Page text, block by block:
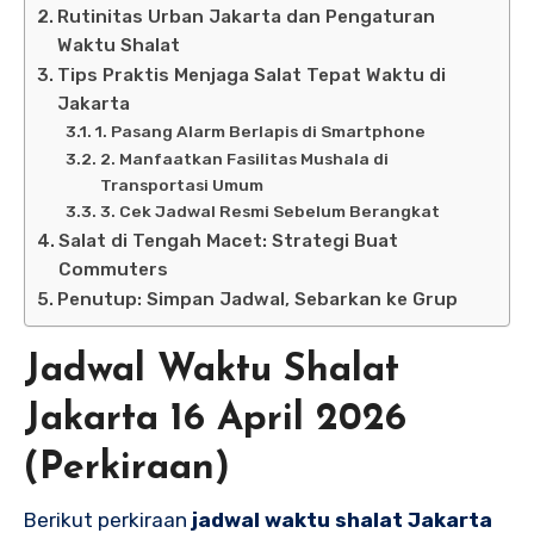
Rutinitas Urban Jakarta dan Pengaturan
Waktu Shalat
Tips Praktis Menjaga Salat Tepat Waktu di
Jakarta
1. Pasang Alarm Berlapis di Smartphone
2. Manfaatkan Fasilitas Mushala di
Transportasi Umum
3. Cek Jadwal Resmi Sebelum Berangkat
Salat di Tengah Macet: Strategi Buat
Commuters
Penutup: Simpan Jadwal, Sebarkan ke Grup
Jadwal Waktu Shalat
Jakarta 16 April 2026
(Perkiraan)
Berikut perkiraan jadwal waktu shalat Jakarta